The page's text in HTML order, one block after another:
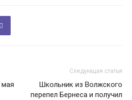
Следующая статья
Школьник из Волжского
перепел Бернеса и получил